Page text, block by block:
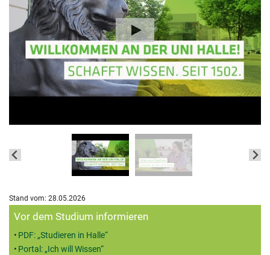
Stand vom: 28.05.2026
Zusatzinformationen
Vor dem Studium informieren
PDF: „Studieren in Halle“
Portal: „Ich will Wissen“